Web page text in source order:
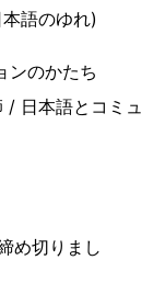
語のゆれ)
ンのかたち
日本語とコミュ
め切りまし